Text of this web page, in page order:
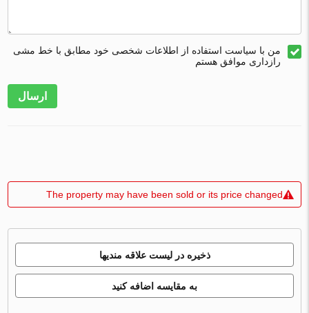
من با سیاست استفاده از اطلاعات شخصی خود مطابق با خط مشی
رازداری موافق هستم
ارسال
The property may have been sold or its price changed
ذخیره در لیست علاقه مندیها
به مقایسه اضافه کنید